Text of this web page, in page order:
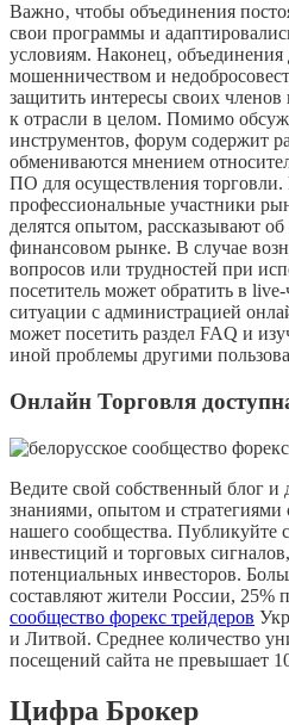
Важно‚ чтобы объединения
свои программы и
условиям. Наконец‚
мошенничеством и
защитить интересы своих
к отрасли в целом. Помимо
инструментов, форум содержит
обмениваются мнением
ПО для осуществления торговли.
профессиональные участники
делятся опытом, рассказывают об
финансовом рынке. В случае
вопросов или трудностей при
посетитель может обратить в
ситуации с администрацией
может посетить раздел FAQ и
иной проблемы другими
Онлайн Торговля
Ведите свой собственный блог и
знаниями, опытом и стратегиями
нашего сообщества. Публикуйте
инвестиций и торговых
потенциальных инвесторов.
составляют жители России, 25%
сообщество форекс трейдеров
и Литвой. Среднее количество
посещений сайта не превышает
Цифра Брокер